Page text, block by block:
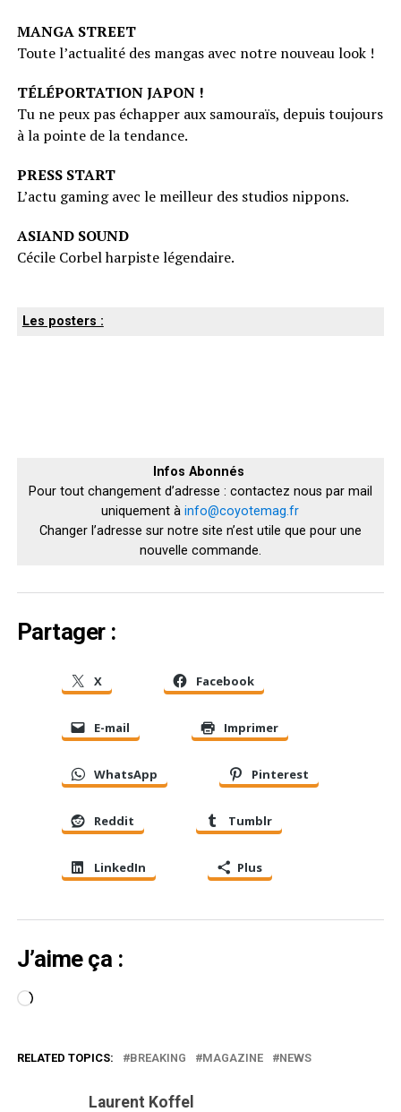
MANGA STREET
Toute l’actualité des mangas avec notre nouveau look !
TÉLÉPORTATION JAPON !
Tu ne peux pas échapper aux samouraïs, depuis toujours
à la pointe de la tendance.
PRESS START
L’actu gaming avec le meilleur des studios nippons.
ASIAND SOUND
Cécile Corbel harpiste légendaire.
Les posters :
Infos Abonnés ­
Pour tout changement d’adresse : contactez nous par mail
uniquement àinfo@coyotemag.fr
Changer l’adresse sur notre site n’est utile que pour une
nouvelle commande.
Partager :
X Facebook
E-mail Imprimer
WhatsApp Pinterest
Reddit Tumblr
LinkedIn Plus
J’aime ça :
Chargement…
RELATED TOPICS: BREAKING MAGAZINE NEWS
Laurent Koffel